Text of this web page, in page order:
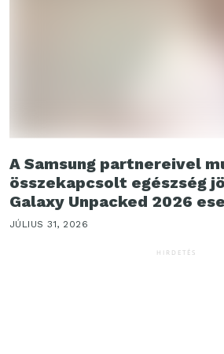
A Samsung partnereivel
összekapcsolt egészség
Galaxy Unpacked 2026
JÚLIUS 31, 2026
HIRDETÉS